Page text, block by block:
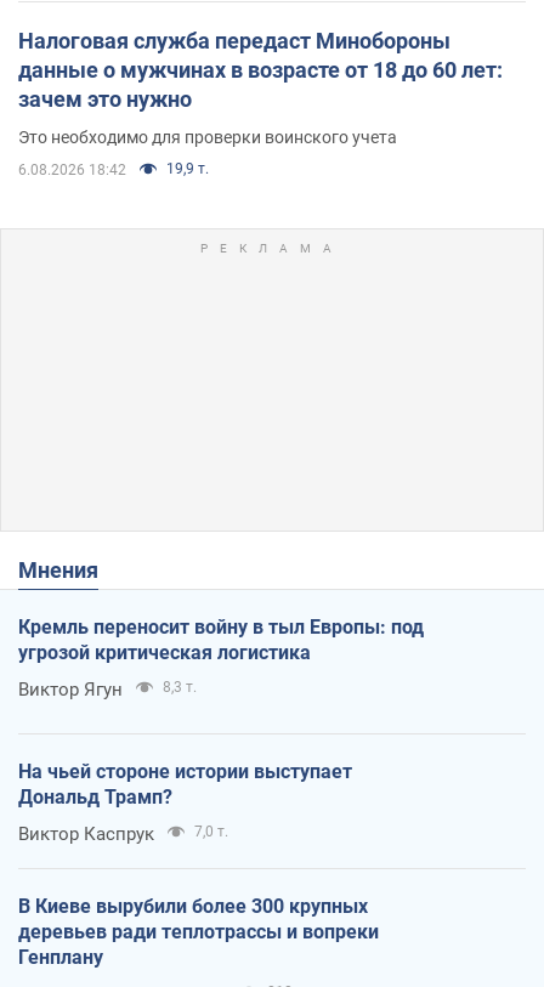
Налоговая служба передаст Минобороны
данные о мужчинах в возрасте от 18 до 60 лет:
зачем это нужно
Это необходимо для проверки воинского учета
6.08.2026 18:42 19,9 т.
Мнения
Кремль переносит войну в тыл Европы: под
угрозой критическая логистика
Виктор Ягун 8,3 т.
На чьей стороне истории выступает
Дональд Трамп?
Виктор Каспрук 7,0 т.
В Киеве вырубили более 300 крупных
деревьев ради теплотрассы и вопреки
Генплану